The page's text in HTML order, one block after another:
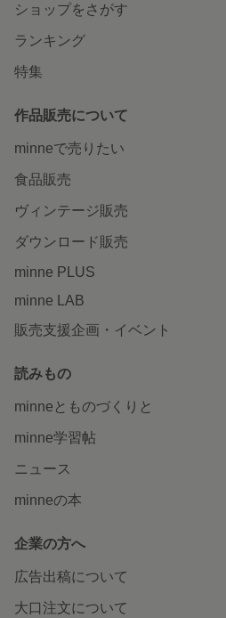
ショップをさがす
ランキング
特集
作品販売について
minneで売りたい
食品販売
ヴィンテージ販売
ダウンロード販売
minne PLUS
minne LAB
販売支援企画・イベント
読みもの
minneとものづくりと
minne学習帖
ニュース
minneの本
企業の方へ
広告出稿について
大口注文について